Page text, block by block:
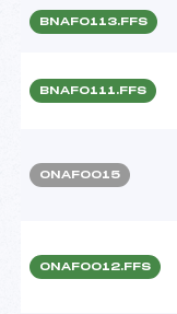
BNAF0113.FFS
BNAF0111.FFS
ONAF0015
ONAF0012.FFS